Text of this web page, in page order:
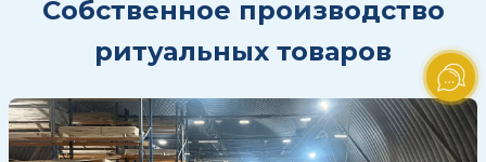
Собственное производство
ритуальных товаров